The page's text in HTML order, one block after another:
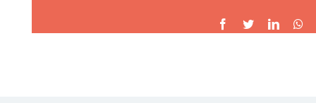
Facebook
Twitter